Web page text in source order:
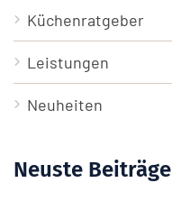
Küchenratgeber
Leistungen
Neuheiten
Neuste Beiträge